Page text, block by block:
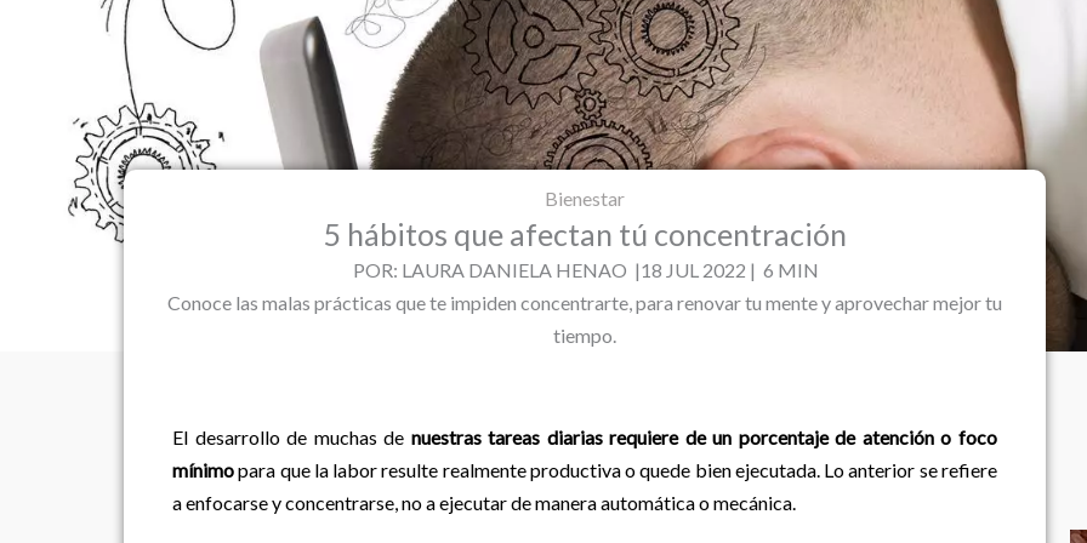
Bienestar
5 hábitos que afectan tú concentración
POR: LAURA DANIELA HENAO |18 JUL 2022 | 6 MIN
Conoce las malas prácticas que te impiden concentrarte, para renovar tu mente y aprovechar mejor tu
tiempo.
El desarrollo de muchas de nuestras tareas diarias requiere de un porcentaje de atención o foco
mínimopara que la labor resulte realmente productiva o quede bien ejecutada. Lo anterior se refiere
a enfocarse y concentrarse, no a ejecutar de manera automática o mecánica.